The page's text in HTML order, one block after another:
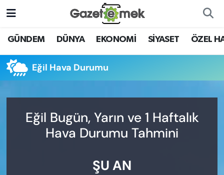
GÜNDEM DÜNYA EKONOMİ SİYASET ÖZEL
Eğil Hava Durumu
Eğil Bugün, Yarın ve 1 Haftalık
Hava Durumu Tahmini
ŞU AN
DÜNYA
EKONOMİ
YENİ MEDYADA EMEK
GAZETECİLİĞİNİ GELİŞTİRMEK
Nöbetçi Eczaneler
Hava Durumu
Trafik Durumu
Süper Lig Puan Durumu ve Fikstür